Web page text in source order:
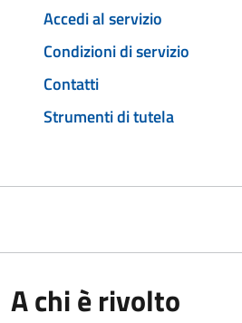
Accedi al servizio
Condizioni di servizio
Contatti
Strumenti di tutela
A chi è rivolto